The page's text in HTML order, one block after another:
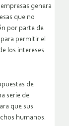
genera
que no
por parte de
permitir el
los intereses
de
serie de
que sus
humanos.